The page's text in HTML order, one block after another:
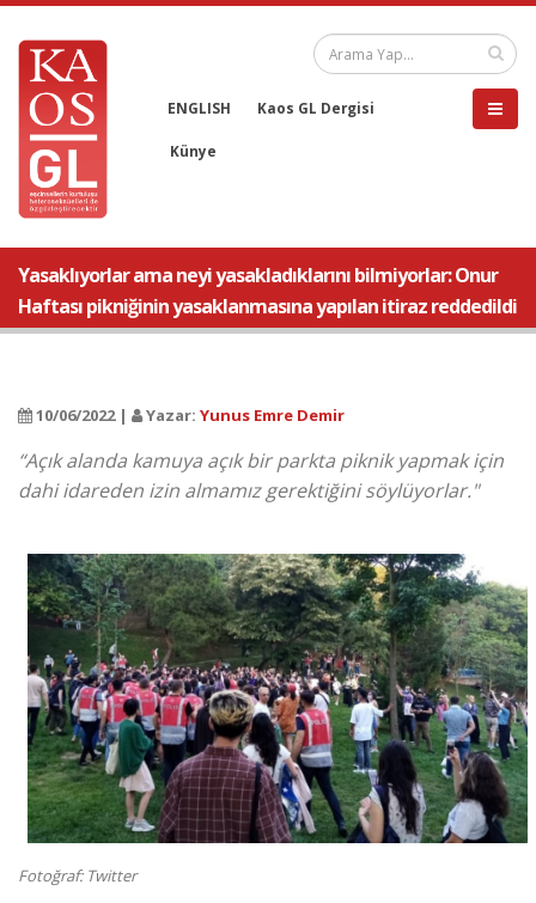
ENGLISH Kaos GL Dergisi
Künye
Yasaklıyorlar ama neyi yasakladıklarını bilmiyorlar: Onur
Haftası pikniğinin yasaklanmasına yapılan itiraz reddedildi
10/06/2022 | Yazar: Yunus Emre Demir
“Açık alanda kamuya açık bir parkta piknik yapmak için
dahi idareden izin almamız gerektiğini söylüyorlar."
Fotoğraf: Twitter